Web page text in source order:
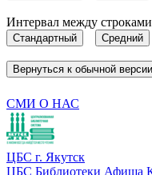
Интервал между
Стандартный Средний
Вернуться к обычной версии
СМИ О НАС
ЦБС г. Якутск
ЦБС Библиотеки Афиша